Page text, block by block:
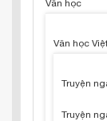
Văn học
Văn học
Truyện
Truyện